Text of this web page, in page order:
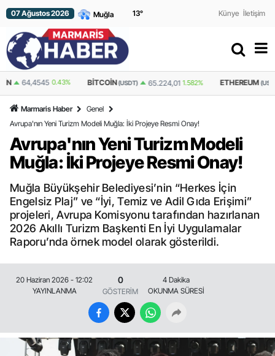
07 Ağustos 2026 13° Künye İletişim
BITCOIN(USDT) 65.224,01 1.582% ETHEREUM(USDT) 1.930,00 1.877%
Marmaris Haber
Genel
Avrupa'nın Yeni Turizm Modeli Muğla: İki Projeye Resmi Onay!
Avrupa'nın Yeni Turizm Modeli
Muğla: İki Projeye Resmi Onay!
Muğla Büyükşehir Belediyesi’nin “Herkes İçin
Engelsiz Plaj” ve “İyi, Temiz ve Adil Gıda Erişimi”
projeleri, Avrupa Komisyonu tarafından hazırlanan
2026 Akıllı Turizm Başkenti En İyi Uygulamalar
Raporu’nda örnek model olarak gösterildi.
20 Haziran 2026 - 12:02
YAYINLANMA
0
GÖSTERİM
4 Dakika
OKUNMA SÜRESİ